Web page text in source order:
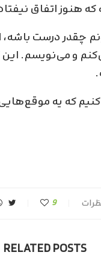
و می‌نویسم.
کنیم که یه
9
RELATED POSTS